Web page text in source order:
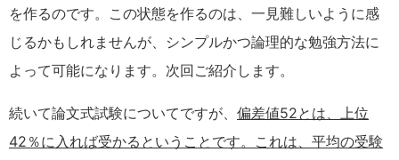
を作るのです。この状態を作るのは、一見難しいように感
じるかもしれませんが、シンプルかつ論理的な勉強方法に
よって可能になります。次回ご紹介します。
続いて論文式試験についてですが、 偏差値52とは、上位
42％に入れば受かるということです。これは、平均の受験